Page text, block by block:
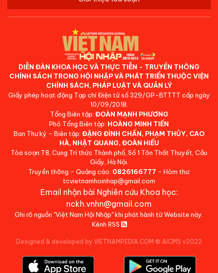
DIỄN ĐÀN KHOA HỌC VÀ THỰC TIỄN - TRUYỀN THÔNG
CHÍNH SÁCH TRONG HỘI NHẬP VÀ PHÁT TRIỂN THUỘC VIỆN
CHÍNH SÁCH, PHÁP LUẬT VÀ QUẢN LÝ
Giấy phép hoạt động Tạp chí Điện tử số 329/GP-BTTTT cấp ngày
10/09/2018.
Tổng Biên tập: ĐOÀN MẠNH PHƯƠNG
Phó Tổng Biên tập: HOÀNG MINH TIẾN
Ban Thư ký - Biên tập: ĐẶNG ĐÌNH CHẤN, PHẠM THỦY, CAO
HÀ, NHẬT QUANG, ĐOÀN HIẾU
Tòa soạn:T8, Cung Trí thức Thành phố, Số 1 Tôn Thất Thuyết, Cầu
Giấy, Hà Nội.
Truyền thông - Quảng cáo: 0826166777 - Hòm thư:
tcvietnamhoinhap@gmail.com
Email nhận bài Nghiên cứu Khoa học:
nckh.vnhn@gmail.com
Ghi rõ nguồn "Việt Nam Hội Nhập" khi phát hành từ Website này.
Kênh RSS
Designed & developed by VIETNAMPEDIA.COM © AICMS v2022